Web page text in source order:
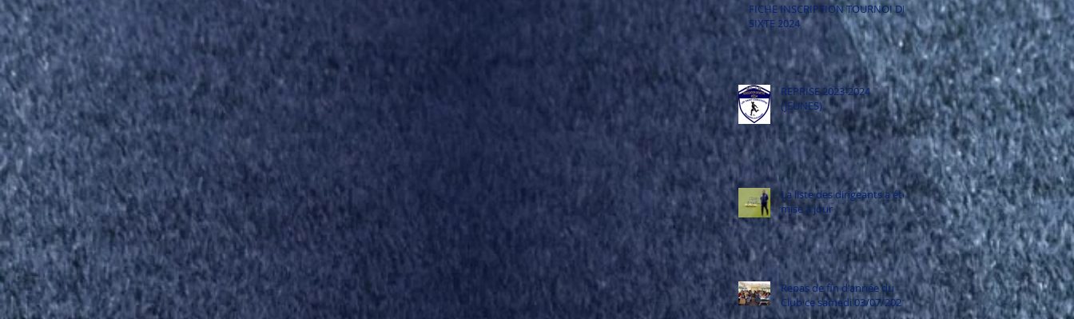
FICHE INSCRIPTION TOURNOI DE
SIXTE 2024
REPRISE 2023-2024
(JEUNES)
La liste des dirigeants a été
mise à jour
Repas de fin d'année du
Club ce samedi 03/07/2021